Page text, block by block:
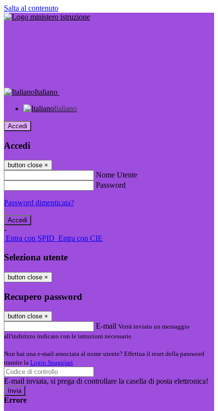
Salta al contenuto
Italiano
Italiano
Accedi
Accedi
button close ×
Nome Utente
Password
Password dimenticata?
-
Entra con SPID Entra con CIE
Seleziona utente
button close ×
Recupero password
button close ×
E-mail Verrà inviato un messaggio
all'indirizzo indicato con le istruzioni necessarie.
Non hai una e-mail associata al nome utente? Effettua il reset della password
tramite la Login Spaggiari
E-mail inviata, si prega di controllare la casella di posta elettronica!
Errore